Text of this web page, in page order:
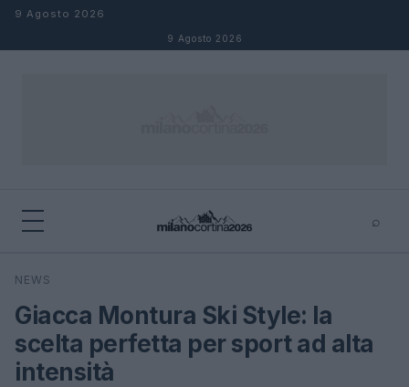
Salta al contenuto
9 Agosto 2026
9 Agosto 2026
⌕
Cerca
NEWS
Giacca Montura Ski Style: la
scelta perfetta per sport ad alta
intensità